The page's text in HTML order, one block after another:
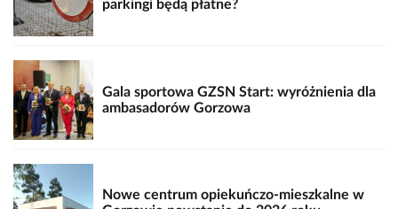
parkingi będą płatne?
Gala sportowa GZSN Start: wyróżnienia dla
ambasadorów Gorzowa
Nowe centrum opiekuńczo-mieszkalne w